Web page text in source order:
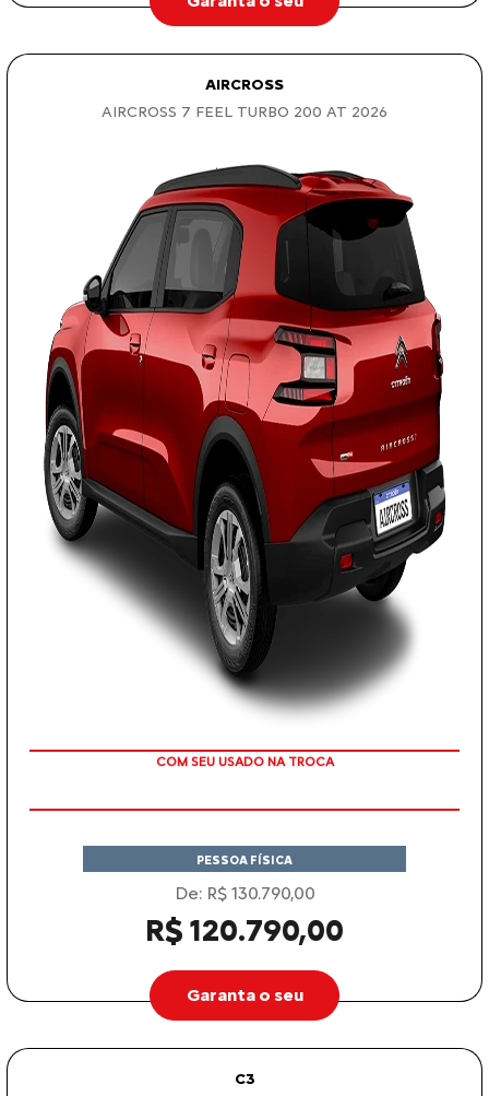
AIRCROSS
AIRCROSS 7 FEEL TURBO 200 AT 2026
TAXA ZERO
PESSOA FÍSICA
De: R$ 130.790,00
R$ 120.790,00
Garanta o seu
C3